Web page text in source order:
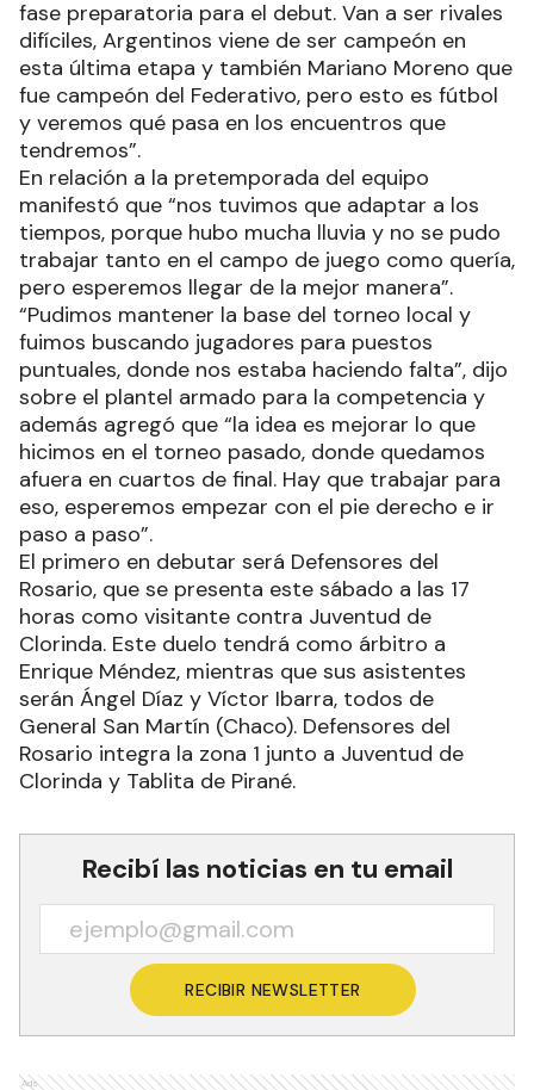
fase preparatoria para el debut. Van a ser rivales
difíciles, Argentinos viene de ser campeón en
esta última etapa y también Mariano Moreno que
fue campeón del Federativo, pero esto es fútbol
y veremos qué pasa en los encuentros que
tendremos”.
En relación a la pretemporada del equipo
manifestó que “nos tuvimos que adaptar a los
tiempos, porque hubo mucha lluvia y no se pudo
trabajar tanto en el campo de juego como quería,
pero esperemos llegar de la mejor manera”.
“Pudimos mantener la base del torneo local y
fuimos buscando jugadores para puestos
puntuales, donde nos estaba haciendo falta”, dijo
sobre el plantel armado para la competencia y
además agregó que “la idea es mejorar lo que
hicimos en el torneo pasado, donde quedamos
afuera en cuartos de final. Hay que trabajar para
eso, esperemos empezar con el pie derecho e ir
paso a paso”.
El primero en debutar será Defensores del
Rosario, que se presenta este sábado a las 17
horas como visitante contra Juventud de
Clorinda. Este duelo tendrá como árbitro a
Enrique Méndez, mientras que sus asistentes
serán Ángel Díaz y Víctor Ibarra, todos de
General San Martín (Chaco). Defensores del
Rosario integra la zona 1 junto a Juventud de
Clorinda y Tablita de Pirané.
Recibí las noticias en tu email
RECIBIR NEWSLETTER
Ads